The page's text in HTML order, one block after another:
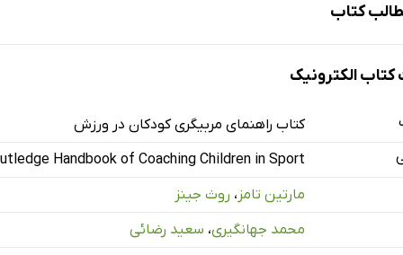
کتاب
الکترونیک
کتاب راهنمای مربیگری کودکان در ورزش
Handbook of Coaching Children in Sport
مارتین تامز ، روث جینز
محمد جهانگیری، سعید رضائی